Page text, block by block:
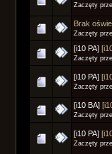
Zaczęty
Brak
Zaczęty
[i10 PA]
Zaczęty
[i10 PA]
Zaczęty
[i10 BA]
Zaczęty
[i10 PA]
Zaczęty